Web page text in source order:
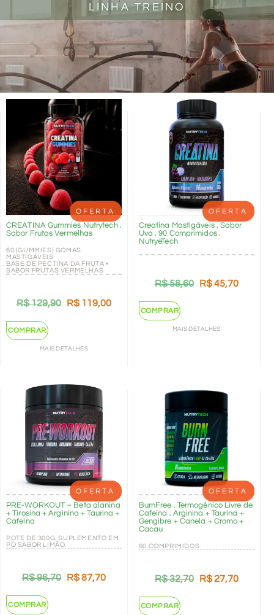
LINHA TREINO
OFERTA
CREATINA Gummies Nutrytech .
Sabor Frutas Vermelhas
60 (GUMMIES) GOMAS
MASTIGÁVEIS
BASE DE PECTINA DA FRUTA •
SABOR FRUTAS VERMELHAS
R$129,90 R$119,00
COMPRAR
MAIS DETALHES
OFERTA
Creatina Mastigáveis . Sabor
Uva . 90 Comprimidos .
NutryeTech
R$58,60 R$45,70
COMPRAR
MAIS DETALHES
OFERTA
PRE-WORKOUT – Beta alanina
+ Tirosina + Arginina + Taurina +
Cafeína
POTE DE 300G. SUPLEMENTO EM
PÓ SABOR LIMÃO.
R$96,70 R$87,70
COMPRAR
OFERTA
BurnFree . Termogênico Livre de
Cafeína . Arginina + Taurina +
Gengibre + Canela + Cromo +
Cacau
60 COMPRIMIDOS
R$32,70 R$27,70
COMPRAR